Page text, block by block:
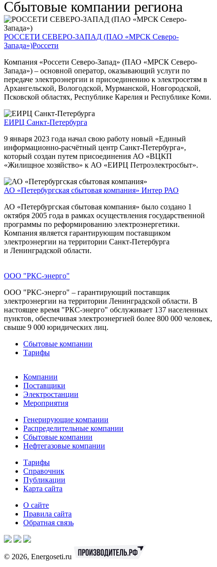
Сбытовые компании региона
РОССЕТИ СЕВЕРО-ЗАПАД (ПАО «МРСК Северо-
Запада»)Россети
Компания «Россети Северо-Запад» (ПАО «МРСК Северо-
Запада») – основной оператор, оказывающий услуги по
передаче электроэнергии и присоединению к электросетям в
Архангельской, Вологодской, Мурманской, Новгородской,
Псковской областях, Республике Карелия и Республике Коми.
ЕИРЦ Санкт-Петербурга
9 января 2023 года начал свою работу новый «Единый
информационно-расчётный центр Санкт-Петербурга»,
который создан путем присоединения АО «ВЦКП
«Жилищное хозяйство» к АО «ЕИРЦ Петроэлектросбыт».
АО «Петербургская сбытовая компания» Интер РАО
АО «Петербургская сбытовая компания» было создано 1
октября 2005 года в рамках осуществления государственной
программы по реформированию электроэнергетики.
Компания является гарантирующим поставщиком
электроэнергии на территории Санкт-Петербурга
и Ленинградской области.
ООО "РКС-энерго"
ООО "РКС-энерго" – гарантирующий поставщик
электроэнергии на территории Ленинградской области. В
настоящее время "РКС-энерго" обслуживает 137 населенных
пунктов, обеспечивая электроэнергией более 800 000 человек,
свыше 9 000 юридических лиц.
Сбытовые компании
Тарифы
Компании
Поставщики
Электростанции
Мероприятия
Генерирующие компании
Распределительные компании
Сбытовые компании
Нефтегазовые компании
Тарифы
Справочник
Публикации
Карта сайта
О сайте
Правила сайта
Обратная связь
© 2026, Energoseti.ru